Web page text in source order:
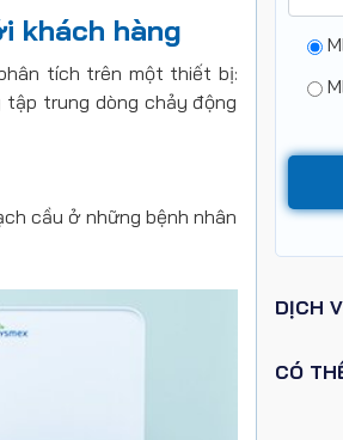
khách hàng
tích trên một thiết bị:
trung dòng chảy động
cầu ở những bệnh nhân
DỊCH
CÓ